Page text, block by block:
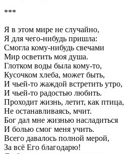
***
Я в этом мире не случайно,
Я для чего-нибудь пришла:
Смогла кому-нибудь свечами
Мир осветить моя душа.
Глотком воды была кому-то,
Кусочком хлеба, может быть,
И чьей-то жаждой встретить утро,
И чьей-то радостью любить.
Проходит жизнь, летит, как птица,
Не останавливаясь, мчит.
Бог дал мне жизнью насладиться
И болью смог меня учить.
Всего давалось полной мерой,
За всё Его благодарю!